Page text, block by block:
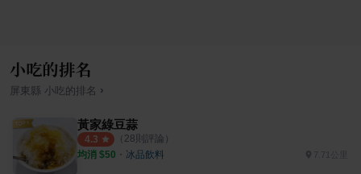
小吃的排名
屏東縣 小吃 的排名 ›
黃家綠豆蒜
4.3 （ 28則評論）
均消 $50 ・ 冰品飲料 7.71公里